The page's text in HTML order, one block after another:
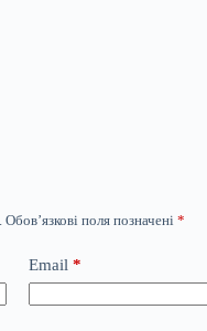
Обов’язкові поля позначені *
Email *